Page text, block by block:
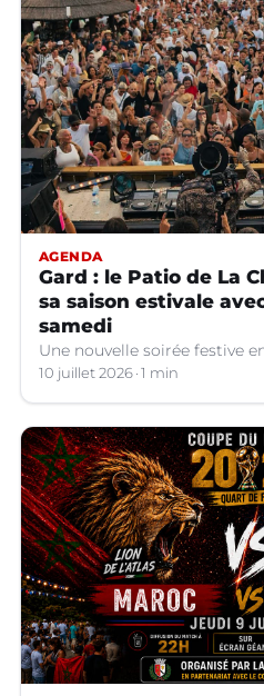
AGENDA
Gard : le Patio de La
sa saison estivale
samedi
Une nouvelle soirée festive
10 juillet 2026 1 min